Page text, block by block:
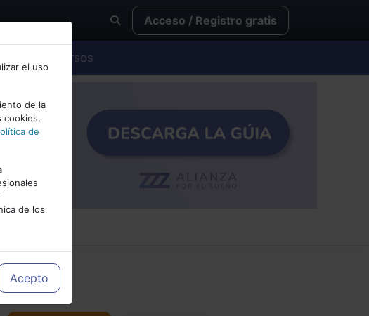
Cancelar
Acceso / Registro gratis
Cursos
el uso
de la
cookies,
de
de los
más
Acepto